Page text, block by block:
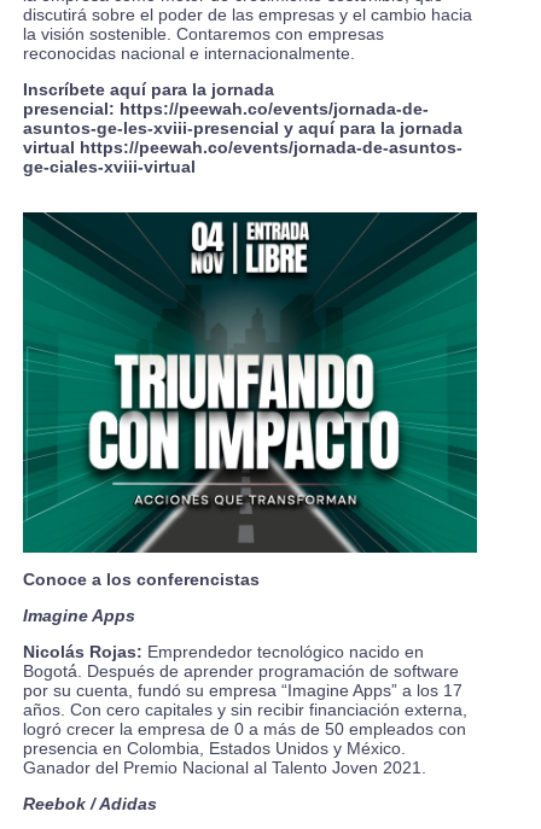
discutirá sobre el poder de las empresas y el cambio hacia
la visión sostenible. Contaremos con empresas
reconocidas nacional e internacionalmente.
Inscríbete aquí para la jornada
presencial: https://peewah.co/events/jornada-de-
asuntos-ge-les-xviii-presencial y aquí para la jornada
virtual https://peewah.co/events/jornada-de-asuntos-
ge-ciales-xviii-virtual
Conoce a los conferencistas
Imagine Apps
Nicolás Rojas: Emprendedor tecnológico nacido en
Bogotá́. Después de aprender programación de software
por su cuenta, fundó su empresa “Imagine Apps” a los 17
años. Con cero capitales y sin recibir financiación externa,
logró crecer la empresa de 0 a más de 50 empleados con
presencia en Colombia, Estados Unidos y México.
Ganador del Premio Nacional al Talento Joven 2021.
Reebok / Adidas